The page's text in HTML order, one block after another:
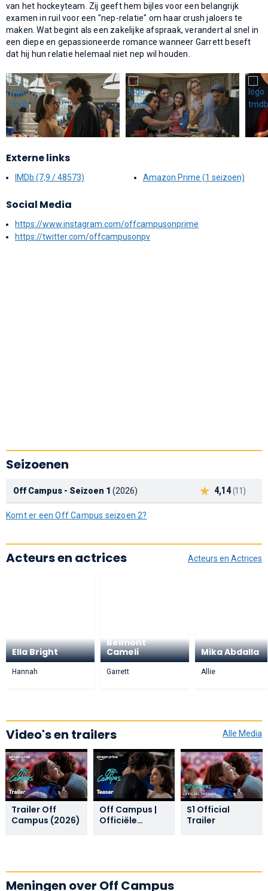
van het hockeyteam. Zij geeft hem bijles voor een belangrijk
examen in ruil voor een "nep-relatie" om haar crush jaloers te
maken. Wat begint als een zakelijke afspraak, verandert al snel in
een diepe en gepassioneerde romance wanneer Garrett beseft
dat hij hun relatie helemaal niet nep wil houden.
Externe links
IMDb (7,9 / 48573) Amazon Prime (1 seizoen)
Social Media
https://www.instagram.com/offcampusonprime
https://twitter.com/offcampusonpv
Seizoenen
4,14(11)
Off Campus - Seizoen 1 (2026)
Komt er een Off Campus seizoen 2?
Acteurs en Actrices
Acteurs en actrices
Ella Bright
Hannah
Belmont
Cameli
Garrett
Mika Abdalla
Allie
Video's en trailers Alle Media
Trailer Off
Campus (2026)
Off Campus |
Officiële
S1 Official
Trailer
Meningen over Off Campus